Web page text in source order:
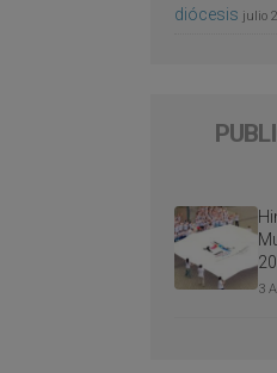
diócesis julio
3